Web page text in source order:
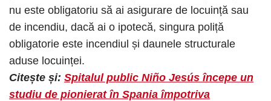
nu este obligatoriu să ai asigurare de locuință sau
de incendiu, dacă ai o ipotecă, singura poliță
obligatorie este incendiul și daunele structurale
aduse locuinței.
Citește și: Spitalul public Niño Jesús începe un
studiu de pionierat în Spania împotriva